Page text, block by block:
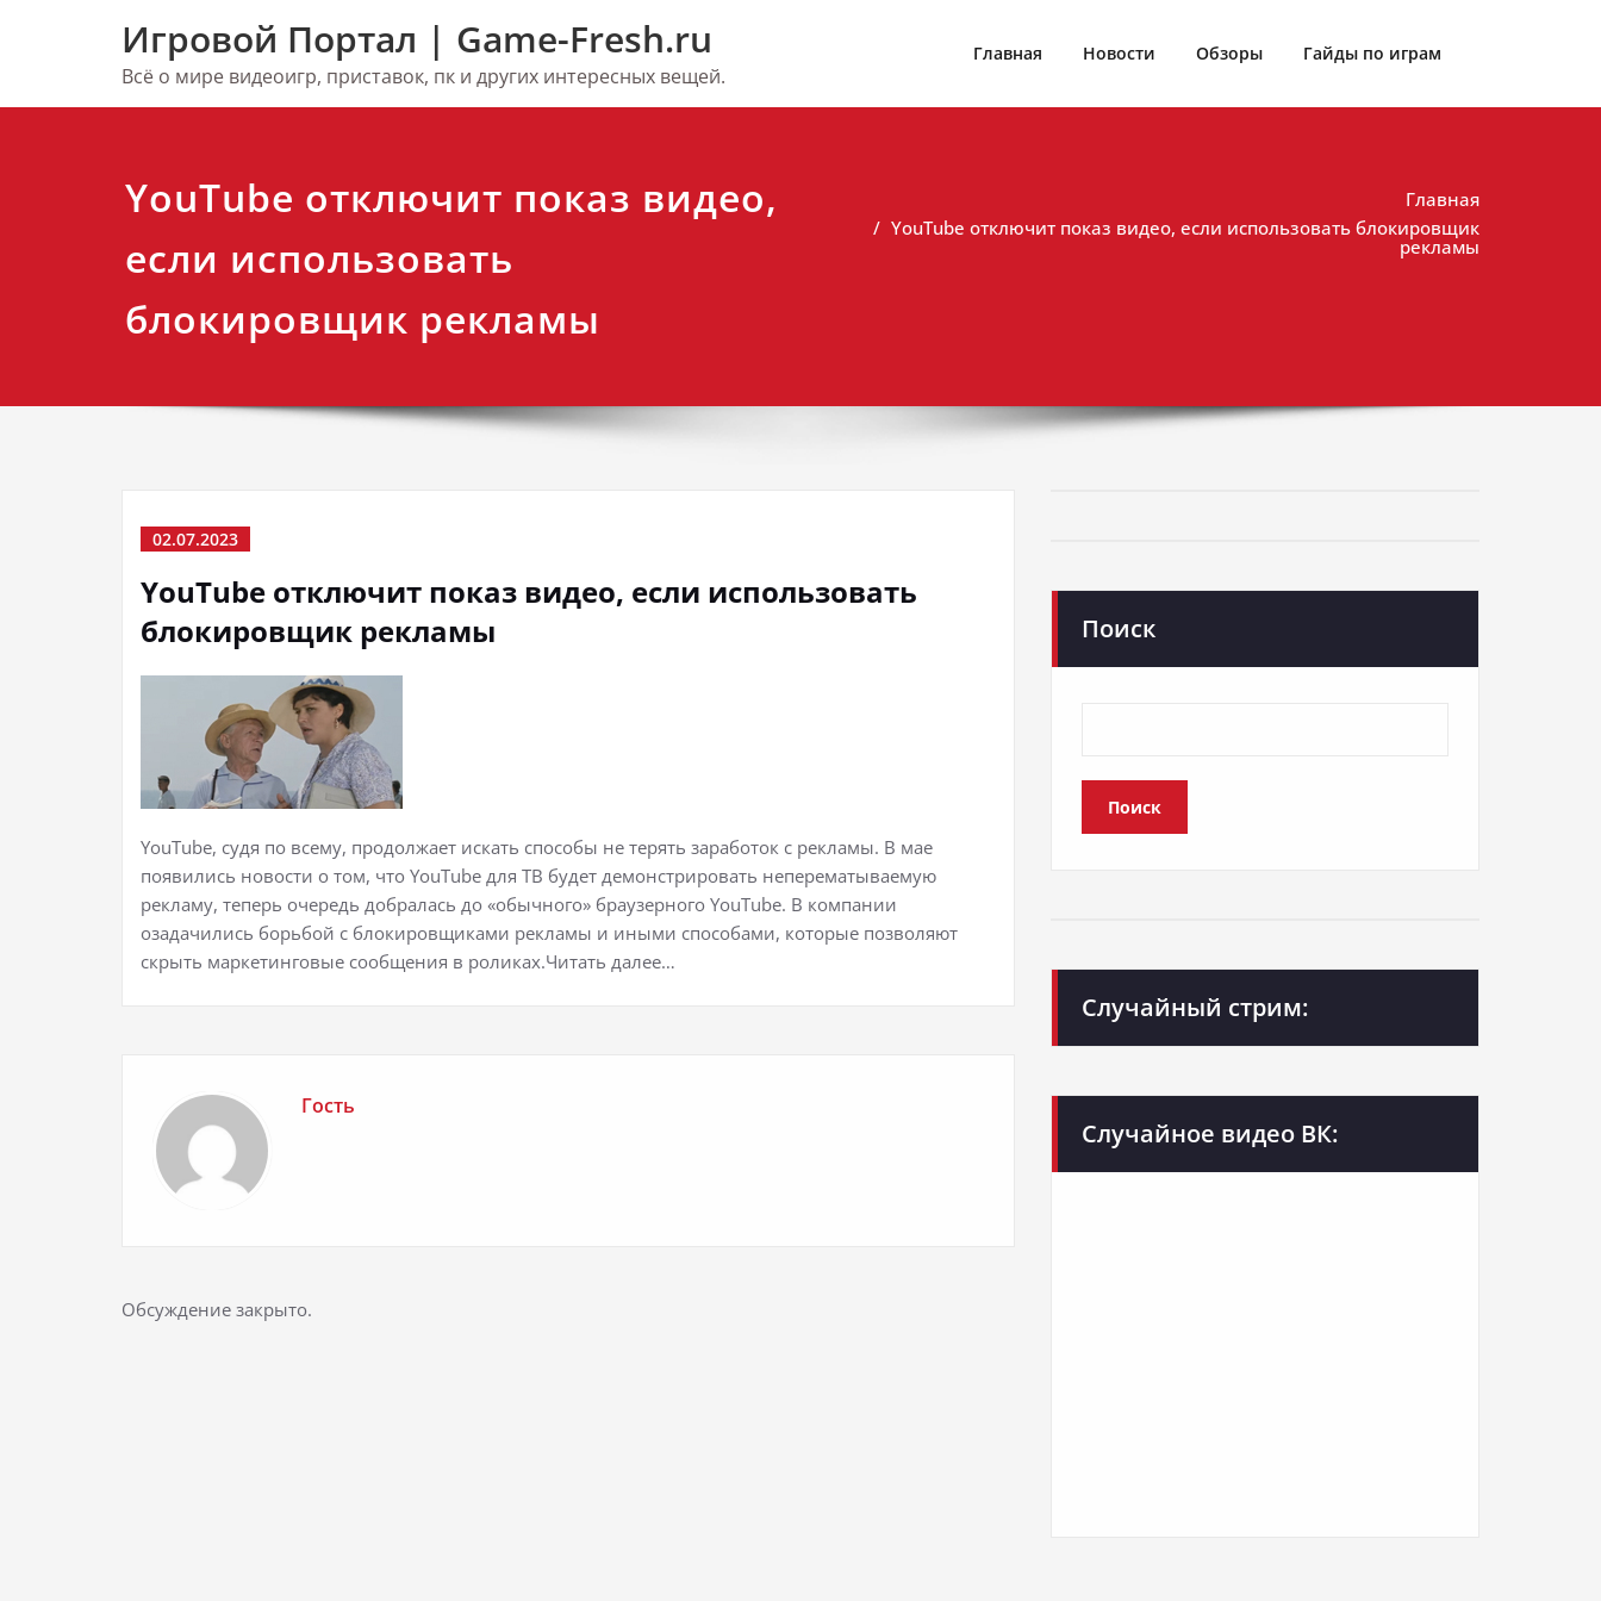
Игровой Портал | Game-Fresh.ru
Всё о мире видеоигр, приставок, пк и других интересных вещей.
Главная Новости Обзоры Гайды по играм
YouTube отключит показ видео,
если использовать
блокировщик рекламы
Главная
YouTube отключит показ видео, если использовать блокировщик
рекламы
02.07.2023
YouTube отключит показ видео, если использовать
блокировщик рекламы
YouTube, судя по всему, продолжает искать способы не терять заработок с рекламы. В мае
появились новости о том, что YouTube для ТВ будет демонстрировать неперематываемую
рекламу, теперь очередь добралась до «обычного» браузерного YouTube. В компании
озадачились борьбой с блокировщиками рекламы и иными способами, которые позволяют
скрыть маркетинговые сообщения в роликах.Читать далее…
Гость
Обсуждение закрыто.
Поиск
Поиск
Случайный стрим:
Случайное видео ВК: